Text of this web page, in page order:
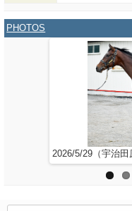
PHOTOS
2026/5/29（宇治田